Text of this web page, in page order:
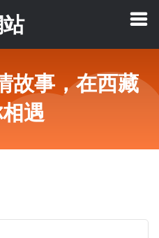
故事，在西藏
遇